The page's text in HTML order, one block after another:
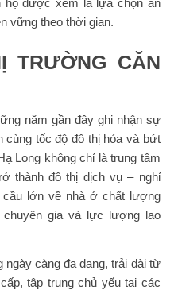
vững theo thời gian.
TRƯỜNG CĂN
năm gần đây ghi nhận sự
cùng tốc độ đô thị hóa và bứt
Long không chỉ là trung tâm
thành đô thị dịch vụ – nghỉ
cầu lớn về nhà ở chất lượng
gia và lực lượng lao
ngày càng đa dạng, trải dài từ
tập trung chủ yếu tại các